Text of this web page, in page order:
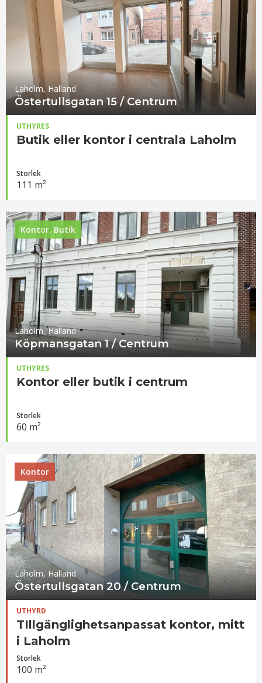
Laholm, Halland
Östertullsgatan 15 / Centrum
UTHYRES
Butik eller kontor i centrala Laholm
Storlek
111 m²
Kontor, Butik
Laholm, Halland
Köpmansgatan 1 / Centrum
UTHYRES
Kontor eller butik i centrum
Storlek
60 m²
Kontor
Laholm, Halland
Östertullsgatan 20 / Centrum
UTHYRD
TIllgänglighetsanpassat kontor, mitt
i Laholm
Storlek
100 m²